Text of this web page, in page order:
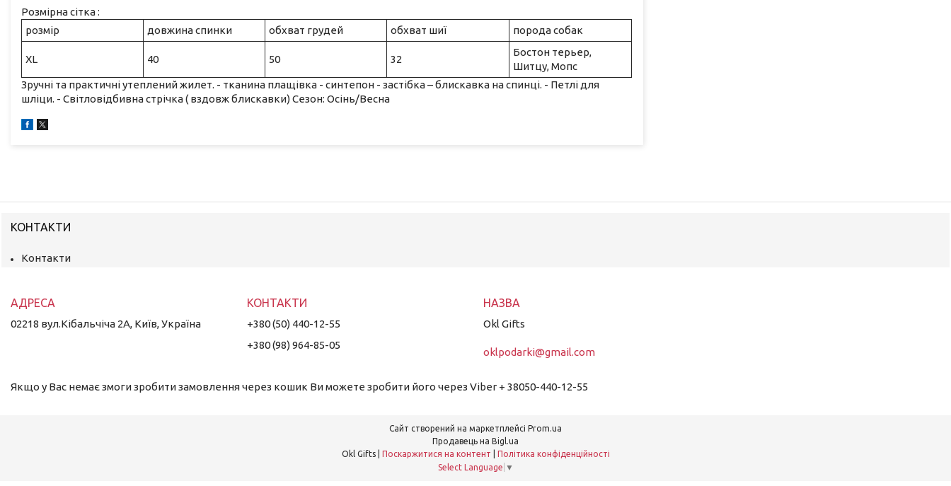
Розмірна сітка :
розмір
довжина спинки обхват грудей обхват шиї порода собак
XL 40 50 32
Бостон терьер,
Шитцу, Мопс
Зручні та практичні утеплений жилет. - тканина плащівка - синтепон - застібка – блискавка на спинці. - Петлі для
шліци. - Світловідбивна стрічка ( вздовж блискавки) Сезон: Осінь/Весна
КОНТАКТИ
Контакти
02218 вул.Кібальчіча 2А, Київ, Україна
+380 (50) 440-12-55
+380 (98) 964-85-05
Okl Gifts
oklpodarki@gmail.com
Якщо у Вас немає змоги зробити замовлення через кошик Ви можете зробити його через Viber + 38050-440-12-55
Сайт створений на маркетплейсі Prom.ua
Продавець на Bigl.ua
Поскаржитися на контент
Політика конфіденційності
Select Language ▼